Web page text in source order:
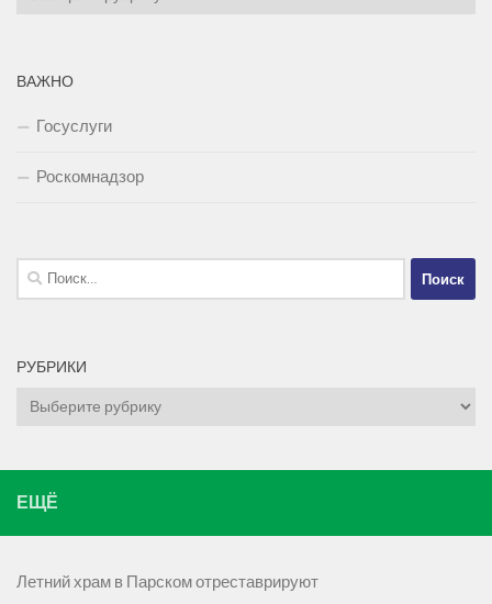
ВАЖНО
Госуслуги
Роскомнадзор
Найти:
РУБРИКИ
Рубрики
ЕЩЁ
Летний храм в Парском отреставрируют